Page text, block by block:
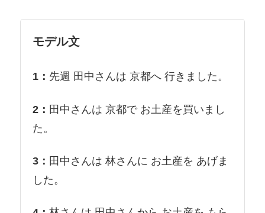
モデル文
1： 先週 田中さんは 京都へ 行きました。
2： 田中さんは 京都で お土産を買いまし
た。
3： 田中さんは 林さんに お土産を あげま
した。